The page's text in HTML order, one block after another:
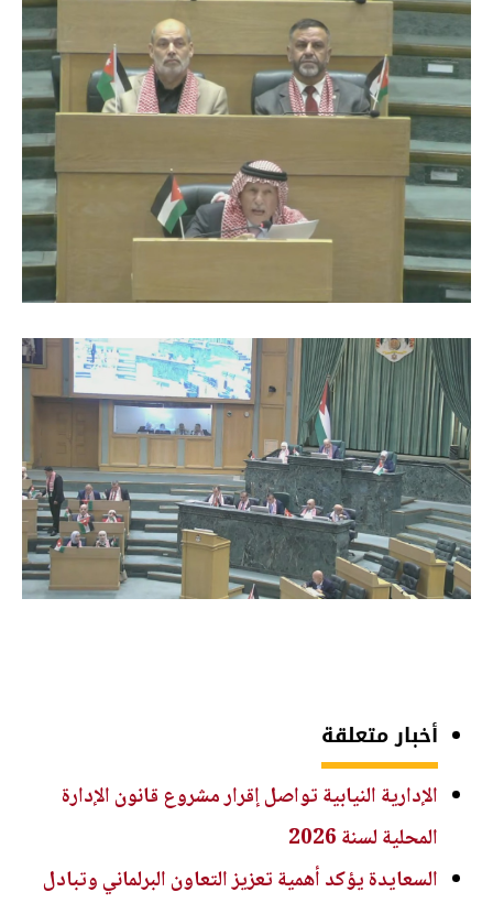
أخبار متعلقة
الإدارية النيابية تواصل إقرار مشروع قانون الإدارة
المحلية لسنة 2026
السعايدة يؤكد أهمية تعزيز التعاون البرلماني وتبادل